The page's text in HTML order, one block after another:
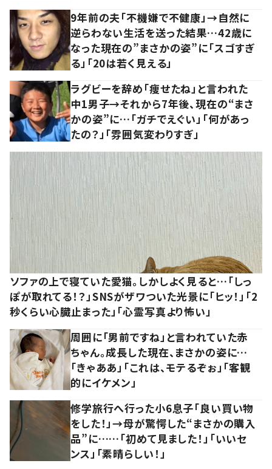
9年前の夫「不機嫌で不健康」→自然に
逆らわない生活を送った結果…42歳に
なった現在の”まさかの姿”に「スゴすぎ
る」「20は若く見える」
ラグビーを辞め「痩せたね」と言われた
中1男子→それから7年後、現在の“まさ
かの姿”に…「ガチでえぐい」「何があっ
たの？」「雰囲気変わりすぎ」
ソファの上で寝ていた愛猫。しかしよく見ると…「しっ
ぽが取れてる！？」SNSがザワついた光景に「ヒッ！」「2
秒くらい心臓止まった」「心霊写真より怖い」
周囲に「男前ですね」と言われていた赤
ちゃん。成長した現在、まさかの姿に…
「きゃああ」「これは、モテるぞぉ」「客観
的にイケメン」
修学旅行へ行った小6息子「良い買い物
をした！」→母が驚愕した“まさかの購入
品”に……「初めて見ました！」「いいセ
ンス」「素晴らしい！」